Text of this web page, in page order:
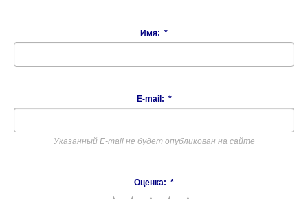
Имя: *
E-mail: *
Указанный E-mail не будет опубликован на сайте
Оценка: *